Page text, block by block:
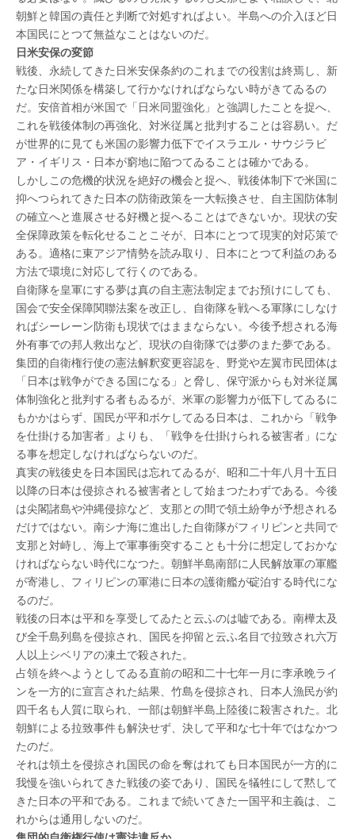
朝鮮と韓国の責任と判断で対処すればよい。半島への介入ほど日
本国民にとつて無益なことはないのだ。
日米安保の変節
戦後、永続してきた日米安保条約のこれまでの役割は終焉し、新
たな日米関係を構築して行かなければならない時がきてゐるの
だ。安倍首相が米国で「日米同盟強化」と強調したことを捉へ、
これを戦後体制の再強化、対米従属と批判することは容易い。だ
が世界的に見ても米国の影響力低下でイスラエル・サウジラビ
ア・イギリス・日本が窮地に陥つてゐることは確かである。
しかしこの危機的状況を絶好の機会と捉へ、戦後体制下で米国に
抑へつられてきた日本の防衛政策を一大転換させ、自主国防体制
の確立へと進展させる好機と捉へることはできないか。現状の安
全保障政策を転化せることこそが、日本にとつて現実的対応策で
ある。適格に東アジア情勢を読み取り、日本にとつて利益のある
方法で環境に対応して行くのである。
自衛隊を皇軍にする夢は真の自主憲法制定までお預けにしても、
国会で安全保障関聯法案を改正し、自衛隊を戦へる軍隊にしなけ
ればシーレーン防衛も現状ではままならない。今後予想される海
外有事での邦人救出など、現状の自衛隊では夢のまた夢である。
集団的自衛権行使の憲法解釈変更容認を、野党や左翼市民団体は
「日本は戦争ができる国になる」と脅し、保守派からも対米従属
体制強化と批判する者もゐるが、米軍の影響力が低下してゐるに
もかかはらず、国民が平和ボケしてゐる日本は、これから「戦争
を仕掛ける加害者」よりも、「戦争を仕掛けられる被害者」にな
る事を想定しなければならないのだ。
真実の戦後史を日本国民は忘れてゐるが、昭和二十年八月十五日
以降の日本は侵掠される被害者として始まつたわずである。今後
は尖閣諸島や沖縄侵掠など、支那との間で領土紛争が予想される
だけではない。南シナ海に進出した自衛隊がフィリピンと共同で
支那と対峙し、海上で軍事衝突することも十分に想定しておかな
ければならない時代になつた。朝鮮半島南部に人民解放軍の軍艦
が寄港し、フィリピンの軍港に日本の護衛艦が碇泊する時代にな
るのだ。
戦後の日本は平和を享受してゐたと云ふのは嘘である。南樺太及
び全千島列島を侵掠され、国民を抑留と云ふ名目で拉致され六万
人以上シベリアの凍土で殺された。
占領を終へようとしてゐる直前の昭和二十七年一月に李承晩ライ
ンを一方的に宣言された結果、竹島を侵掠され、日本人漁民が約
四千名も人質に取られ、一部は朝鮮半島上陸後に殺害された。北
朝鮮による拉致事件も解決せず、決して平和な七十年ではなかつ
たのだ。
それは領土を侵掠され国民の命を奪はれても日本国民が一方的に
我慢を強いられてきた戦後の姿であり、国民を犠牲にして黙して
きた日本の平和である。これまで続いてきた一国平和主義は、こ
れからは通用しないのだ。